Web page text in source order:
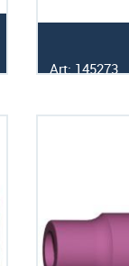
Art: 145273